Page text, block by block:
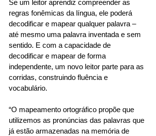
Se um leitor aprendiz compreender as
regras fonêmicas da língua, ele poderá
decodificar e mapear qualquer palavra –
até mesmo uma palavra inventada e sem
sentido. E com a capacidade de
decodificar e mapear de forma
independente, um novo leitor parte para as
corridas, construindo fluência e
vocabulário.
“O mapeamento ortográfico propõe que
utilizemos as pronúncias das palavras que
já estão armazenadas na memória de